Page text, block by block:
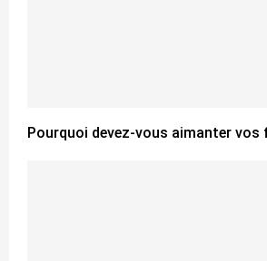
Pourquoi devez-vous aimanter vos